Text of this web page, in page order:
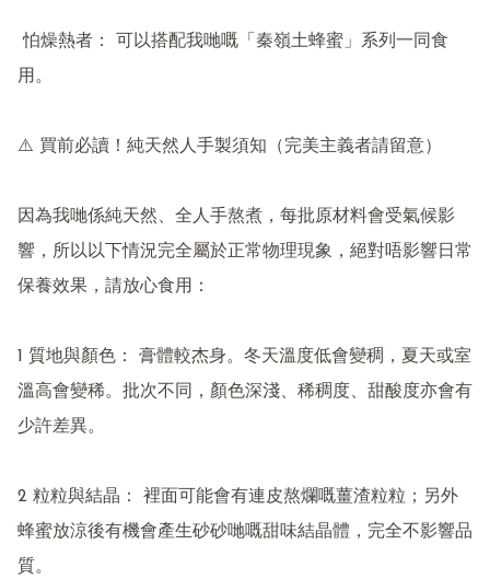
怕燥熱者： 可以搭配我哋嘅「秦嶺土蜂蜜」系列一同食
用。
⚠️ 買前必讀！純天然人手製須知（完美主義者請留意）
因為我哋係純天然、全人手熬煮，每批原材料會受氣候影
響，所以以下情況完全屬於正常物理現象，絕對唔影響日常
保養效果，請放心食用：
1 質地與顏色： 膏體較杰身。冬天溫度低會變稠，夏天或室
溫高會變稀。批次不同，顏色深淺、稀稠度、甜酸度亦會有
少許差異。
2 粒粒與結晶： 裡面可能會有連皮熬爛嘅薑渣粒粒；另外
蜂蜜放涼後有機會產生砂砂哋嘅甜味結晶體，完全不影響品
質。